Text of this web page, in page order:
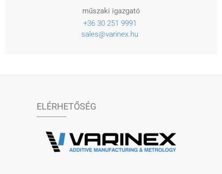
műszaki igazgató
+36 30 251 9991
sales@varinex.hu
ELÉRHETŐSÉG